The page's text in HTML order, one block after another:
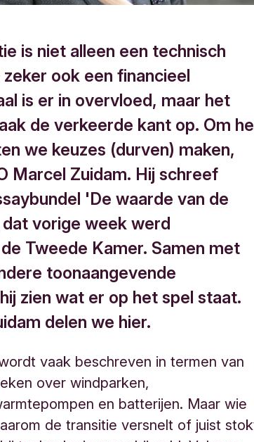
is niet alleen een technisch
ook een financieel
is er in overvloed, maar het
de verkeerde kant op. Om
we keuzes (durven) maken,
Marcel Zuidam. Hij schreef
'De waarde van de
vorige week werd
Tweede Kamer. Samen met
toonaangevende
zien wat er op het spel staat.
delen we hier.
vaak beschreven in termen van
over windparken,
en batterijen. Maar wie
de transitie versnelt of juist